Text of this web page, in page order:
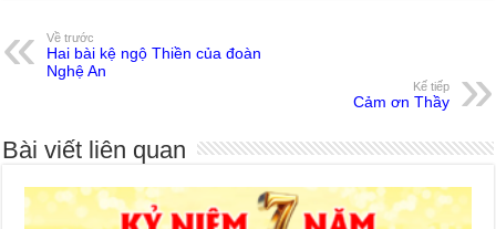
Về trước
Hai bài kệ ngộ Thiền của đoàn
Nghệ An
Kế tiếp
Cảm ơn Thầy
Bài viết liên quan